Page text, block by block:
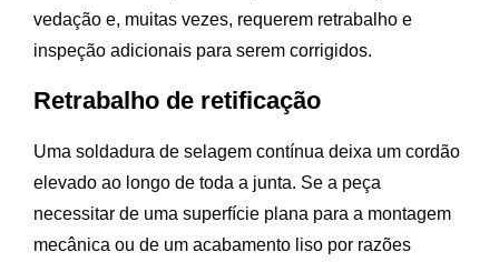
vedação e, muitas vezes, requerem retrabalho e
inspeção adicionais para serem corrigidos.
Retrabalho de retificação
Uma soldadura de selagem contínua deixa um cordão
elevado ao longo de toda a junta. Se a peça
necessitar de uma superfície plana para a montagem
mecânica ou de um acabamento liso por razões